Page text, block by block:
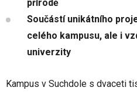
přírodě
Součástí unikátního
celého kampusu, ale i
univerzity
Kampus v Suchdole s dvaceti